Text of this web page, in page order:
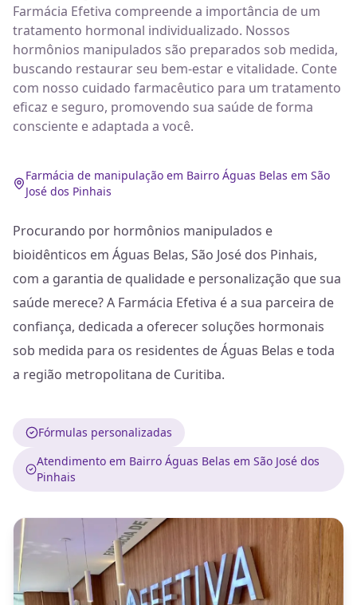
Farmácia Efetiva compreende a importância de um
tratamento hormonal individualizado. Nossos
hormônios manipulados são preparados sob medida,
buscando restaurar seu bem-estar e vitalidade. Conte
com nosso cuidado farmacêutico para um tratamento
eficaz e seguro, promovendo sua saúde de forma
consciente e adaptada a você.
Farmácia de manipulação em Bairro Águas Belas em São
José dos Pinhais
Procurando por hormônios manipulados e
bioidênticos em Águas Belas, São José dos Pinhais,
com a garantia de qualidade e personalização que sua
saúde merece? A Farmácia Efetiva é a sua parceira de
confiança, dedicada a oferecer soluções hormonais
sob medida para os residentes de Águas Belas e toda
a região metropolitana de Curitiba.
Fórmulas personalizadas
Atendimento em Bairro Águas Belas em São José dos
Pinhais